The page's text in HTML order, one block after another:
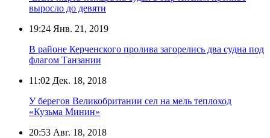
выросло до девяти
19:24 Янв. 21, 2019
В районе Керченского пролива загорелись два судна под
флагом Танзании
11:02 Дек. 18, 2018
У берегов Великобритании сел на мель теплоход
«Кузьма Минин»
20:53 Авг. 18, 2018